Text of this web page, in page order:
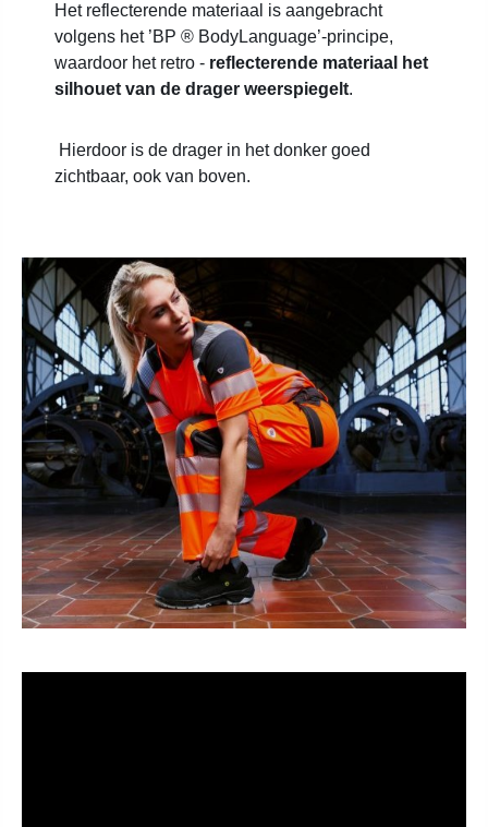
Het reflecterende materiaal is aangebracht
volgens het ’BP ® BodyLanguage’-principe,
waardoor het retro - reflecterende materiaal het
silhouet van de drager weerspiegelt.
Hierdoor is de drager in het donker goed
zichtbaar, ook van boven.